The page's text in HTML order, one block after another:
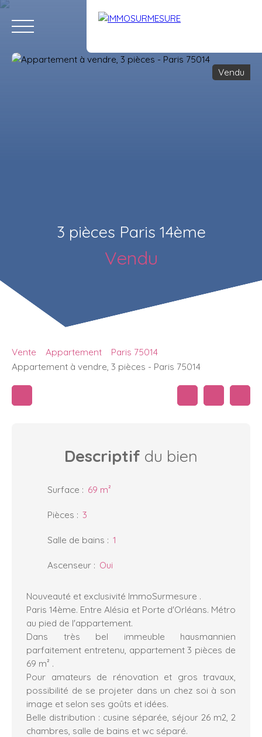
Vendu
3 pièces Paris 14ème
Vendu
Vente Appartement
Paris 75014
Appartement à vendre, 3 pièces - Paris 75014
Descriptif du bien
Surface : 69 m²
Pièces : 3
Salle de bains : 1
Ascenseur : Oui
Nouveauté et exclusivité ImmoSurmesure .
Paris 14ème. Entre Alésia et Porte d'Orléans. Métro
au pied de l'appartement.
Dans très bel immeuble hausmannien
parfaitement entretenu, appartement 3 pièces de
69 m² .
Pour amateurs de rénovation et gros travaux,
possibilité de se projeter dans un chez soi à son
image et selon ses goûts et idées.
Belle distribution : cusine séparée, séjour 26 m2, 2
chambres, salle de bains et wc séparé.